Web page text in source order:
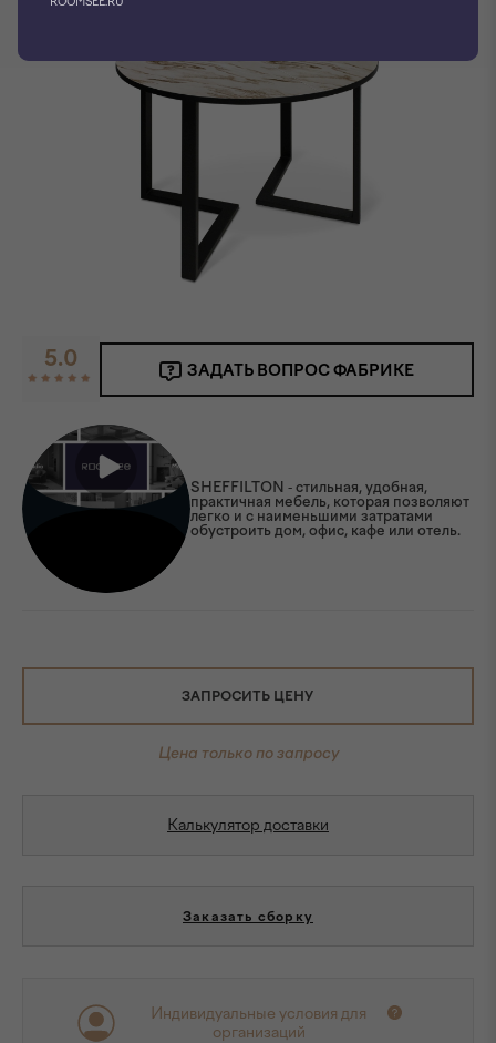
5.0 ЗАДАТЬ ВОПРОС ФАБРИКЕ
SHEFFILTON - стильная, удобная,
практичная мебель, которая позволяют
легко и с наименьшими затратами
обустроить дом, офис, кафе или отель.
ЗАПРОСИТЬ ЦЕНУ
Цена только по запросу
Калькулятор доставки
Заказать сборку
Индивидуальные условия для
организаций